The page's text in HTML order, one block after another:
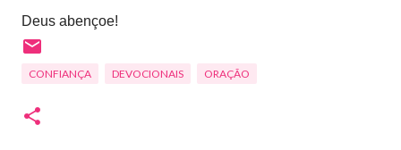
Deus abençoe!
CONFIANÇA DEVOCIONAIS ORAÇÃO